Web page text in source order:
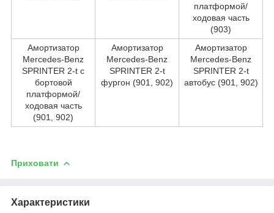
платформой/
ходовая часть
(903)
Амортизатор
Mercedes-Benz
SPRINTER 2-t c
бортовой
платформой/
ходовая часть
(901, 902)
Амортизатор
Mercedes-Benz
SPRINTER 2-t
фургон (901, 902)
Амортизатор
Mercedes-Benz
SPRINTER 2-t
автобус (901, 902)
Приховати
Характеристики